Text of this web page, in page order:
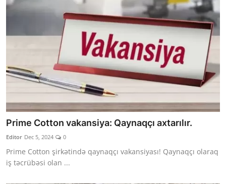
Prime Cotton vakansiya: Qaynaqçı axtarılır.
Editor Dec 5, 2024 0
Prime Cotton şirkətində qaynaqçı vakansiyası! Qaynaqçı olaraq
iş təcrübəsi olan ...